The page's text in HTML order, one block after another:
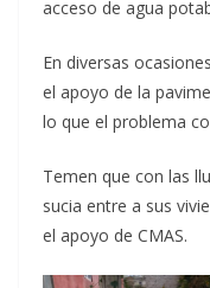
acceso de agua
En diversas
el apoyo de la
lo que el problema
Temen que con las
sucia entre a sus
el apoyo de CMAS.